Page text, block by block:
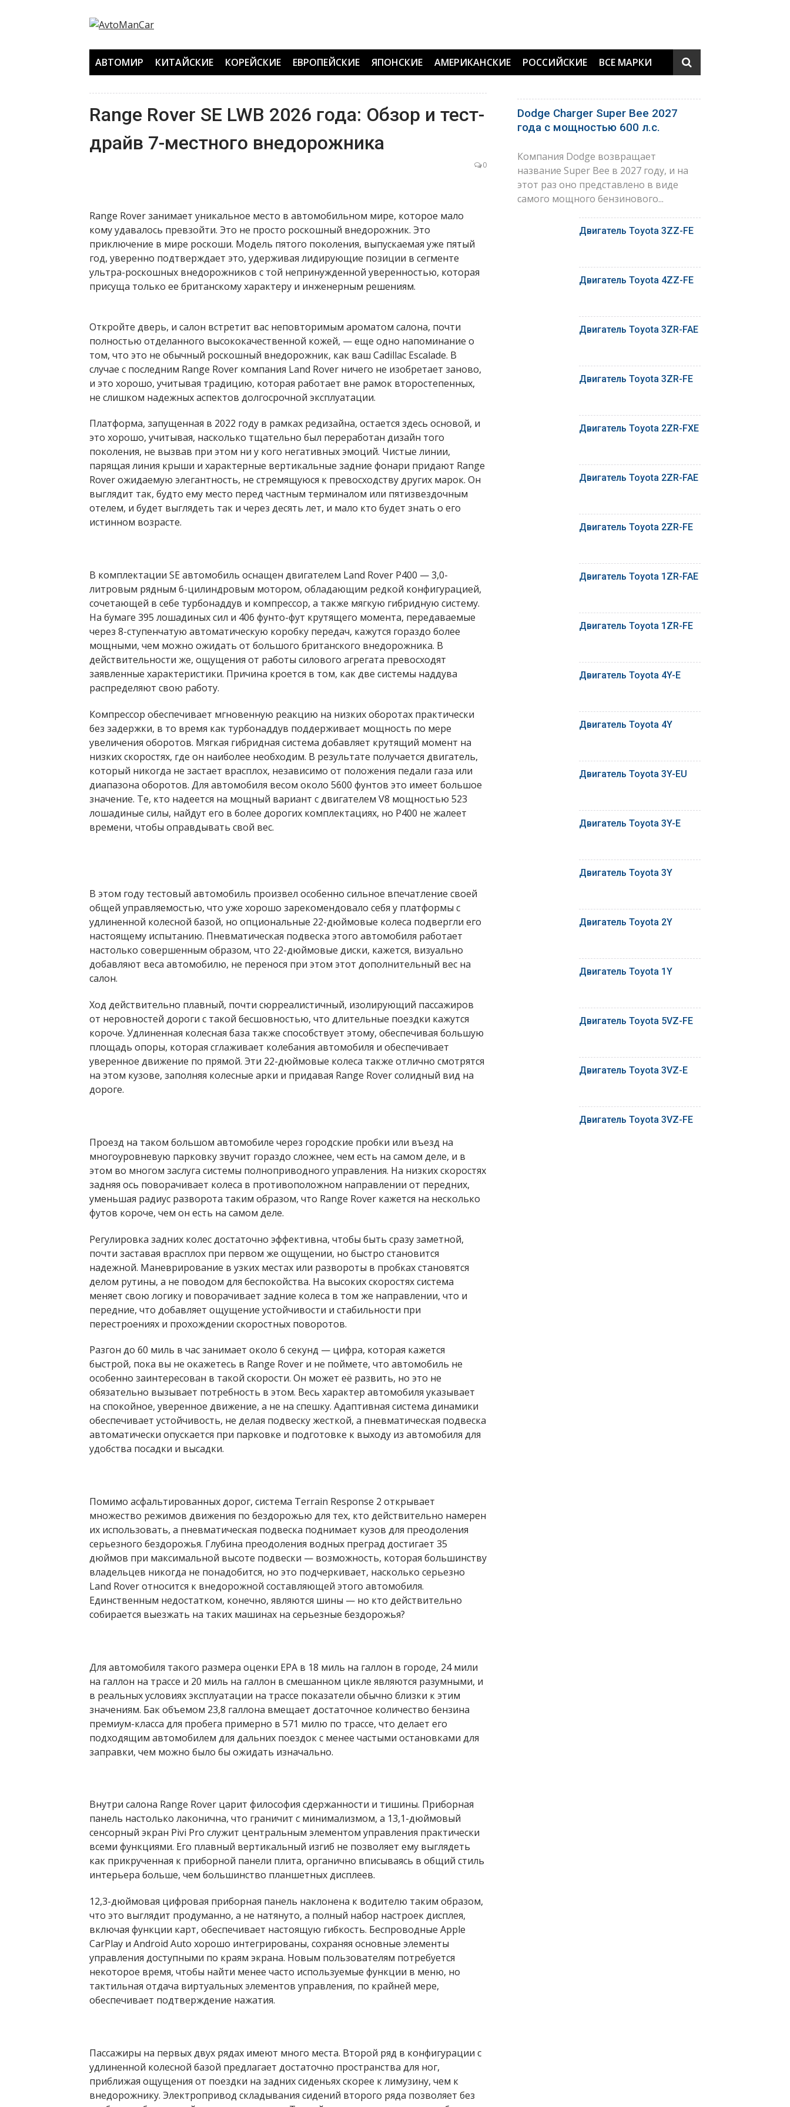
АВТОМИР КИТАЙСКИЕ КОРЕЙСКИЕ ЕВРОПЕЙСКИЕ ЯПОНСКИЕ АМЕРИКАНСКИЕ РОССИЙСКИЕ ВСЕ МАРКИ
Range Rover SE LWB 2026 года: Обзор и тест-
драйв 7-местного внедорожника
0
Range Rover занимает уникальное место в автомобильном мире, которое мало
кому удавалось превзойти. Это не просто роскошный внедорожник. Это
приключение в мире роскоши. Модель пятого поколения, выпускаемая уже пятый
год, уверенно подтверждает это, удерживая лидирующие позиции в сегменте
ультра-роскошных внедорожников с той непринужденной уверенностью, которая
присуща только ее британскому характеру и инженерным решениям.
Откройте дверь, и салон встретит вас неповторимым ароматом салона, почти
полностью отделанного высококачественной кожей, — еще одно напоминание о
том, что это не обычный роскошный внедорожник, как ваш Cadillac Escalade. В
случае с последним Range Rover компания Land Rover ничего не изобретает заново,
и это хорошо, учитывая традицию, которая работает вне рамок второстепенных,
не слишком надежных аспектов долгосрочной эксплуатации.
Платформа, запущенная в 2022 году в рамках редизайна, остается здесь основой, и
это хорошо, учитывая, насколько тщательно был переработан дизайн того
поколения, не вызвав при этом ни у кого негативных эмоций. Чистые линии,
парящая линия крыши и характерные вертикальные задние фонари придают Range
Rover ожидаемую элегантность, не стремящуюся к превосходству других марок. Он
выглядит так, будто ему место перед частным терминалом или пятизвездочным
отелем, и будет выглядеть так и через десять лет, и мало кто будет знать о его
истинном возрасте.
В комплектации SE автомобиль оснащен двигателем Land Rover P400 — 3,0-
литровым рядным 6-цилиндровым мотором, обладающим редкой конфигурацией,
сочетающей в себе турбонаддув и компрессор, а также мягкую гибридную систему.
На бумаге 395 лошадиных сил и 406 фунто-фут крутящего момента, передаваемые
через 8-ступенчатую автоматическую коробку передач, кажутся гораздо более
мощными, чем можно ожидать от большого британского внедорожника. В
действительности же, ощущения от работы силового агрегата превосходят
заявленные характеристики. Причина кроется в том, как две системы наддува
распределяют свою работу.
Компрессор обеспечивает мгновенную реакцию на низких оборотах практически
без задержки, в то время как турбонаддув поддерживает мощность по мере
увеличения оборотов. Мягкая гибридная система добавляет крутящий момент на
низких скоростях, где он наиболее необходим. В результате получается двигатель,
который никогда не застает врасплох, независимо от положения педали газа или
диапазона оборотов. Для автомобиля весом около 5600 фунтов это имеет большое
значение. Те, кто надеется на мощный вариант с двигателем V8 мощностью 523
лошадиные силы, найдут его в более дорогих комплектациях, но P400 не жалеет
времени, чтобы оправдывать свой вес.
В этом году тестовый автомобиль произвел особенно сильное впечатление своей
общей управляемостью, что уже хорошо зарекомендовало себя у платформы с
удлиненной колесной базой, но опциональные 22-дюймовые колеса подвергли его
настоящему испытанию. Пневматическая подвеска этого автомобиля работает
настолько совершенным образом, что 22-дюймовые диски, кажется, визуально
добавляют веса автомобилю, не перенося при этом этот дополнительный вес на
салон.
Ход действительно плавный, почти сюрреалистичный, изолирующий пассажиров
от неровностей дороги с такой бесшовностью, что длительные поездки кажутся
короче. Удлиненная колесная база также способствует этому, обеспечивая большую
площадь опоры, которая сглаживает колебания автомобиля и обеспечивает
уверенное движение по прямой. Эти 22-дюймовые колеса также отлично смотрятся
на этом кузове, заполняя колесные арки и придавая Range Rover солидный вид на
дороге.
Проезд на таком большом автомобиле через городские пробки или въезд на
многоуровневую парковку звучит гораздо сложнее, чем есть на самом деле, и в
этом во многом заслуга системы полноприводного управления. На низких скоростях
задняя ось поворачивает колеса в противоположном направлении от передних,
уменьшая радиус разворота таким образом, что Range Rover кажется на несколько
футов короче, чем он есть на самом деле.
Регулировка задних колес достаточно эффективна, чтобы быть сразу заметной,
почти заставая врасплох при первом же ощущении, но быстро становится
надежной. Маневрирование в узких местах или развороты в пробках становятся
делом рутины, а не поводом для беспокойства. На высоких скоростях система
меняет свою логику и поворачивает задние колеса в том же направлении, что и
передние, что добавляет ощущение устойчивости и стабильности при
перестроениях и прохождении скоростных поворотов.
Разгон до 60 миль в час занимает около 6 секунд — цифра, которая кажется
быстрой, пока вы не окажетесь в Range Rover и не поймете, что автомобиль не
особенно заинтересован в такой скорости. Он может её развить, но это не
обязательно вызывает потребность в этом. Весь характер автомобиля указывает
на спокойное, уверенное движение, а не на спешку. Адаптивная система динамики
обеспечивает устойчивость, не делая подвеску жесткой, а пневматическая подвеска
автоматически опускается при парковке и подготовке к выходу из автомобиля для
удобства посадки и высадки.
Помимо асфальтированных дорог, система Terrain Response 2 открывает
множество режимов движения по бездорожью для тех, кто действительно намерен
их использовать, а пневматическая подвеска поднимает кузов для преодоления
серьезного бездорожья. Глубина преодоления водных преград достигает 35
дюймов при максимальной высоте подвески — возможность, которая большинству
владельцев никогда не понадобится, но это подчеркивает, насколько серьезно
Land Rover относится к внедорожной составляющей этого автомобиля.
Единственным недостатком, конечно, являются шины — но кто действительно
собирается выезжать на таких машинах на серьезные бездорожья?
Для автомобиля такого размера оценки EPA в 18 миль на галлон в городе, 24 мили
на галлон на трассе и 20 миль на галлон в смешанном цикле являются разумными, и
в реальных условиях эксплуатации на трассе показатели обычно близки к этим
значениям. Бак объемом 23,8 галлона вмещает достаточное количество бензина
премиум-класса для пробега примерно в 571 милю по трассе, что делает его
подходящим автомобилем для дальних поездок с менее частыми остановками для
заправки, чем можно было бы ожидать изначально.
Внутри салона Range Rover царит философия сдержанности и тишины. Приборная
панель настолько лаконична, что граничит с минимализмом, а 13,1-дюймовый
сенсорный экран Pivi Pro служит центральным элементом управления практически
всеми функциями. Его плавный вертикальный изгиб не позволяет ему выглядеть
как прикрученная к приборной панели плита, органично вписываясь в общий стиль
интерьера больше, чем большинство планшетных дисплеев.
12,3-дюймовая цифровая приборная панель наклонена к водителю таким образом,
что это выглядит продуманно, а не натянуто, а полный набор настроек дисплея,
включая функции карт, обеспечивает настоящую гибкость. Беспроводные Apple
CarPlay и Android Auto хорошо интегрированы, сохраняя основные элементы
управления доступными по краям экрана. Новым пользователям потребуется
некоторое время, чтобы найти менее часто используемые функции в меню, но
тактильная отдача виртуальных элементов управления, по крайней мере,
обеспечивает подтверждение нажатия.
Пассажиры на первых двух рядах имеют много места. Второй ряд в конфигурации с
удлиненной колесной базой предлагает достаточно пространства для ног,
приближая ощущения от поездки на задних сиденьях скорее к лимузину, чем к
внедорожнику. Электропривод складывания сидений второго ряда позволяет без
Dodge Charger Super Bee 2027
года с мощностью 600 л.с.
Компания Dodge возвращает
название Super Bee в 2027 году, и на
этот раз оно представлено в виде
самого мощного бензинового...
Двигатель Toyota 3ZZ-FE
Двигатель Toyota 4ZZ-FE
Двигатель Toyota 3ZR-FAE
Двигатель Toyota 3ZR-FE
Двигатель Toyota 2ZR-FXE
Двигатель Toyota 2ZR-FAE
Двигатель Toyota 2ZR-FE
Двигатель Toyota 1ZR-FAE
Двигатель Toyota 1ZR-FE
Двигатель Toyota 4Y-E
Двигатель Toyota 4Y
Двигатель Toyota 3Y-EU
Двигатель Toyota 3Y-E
Двигатель Toyota 3Y
Двигатель Toyota 2Y
Двигатель Toyota 1Y
Двигатель Toyota 5VZ-FE
Двигатель Toyota 3VZ-E
Двигатель Toyota 3VZ-FE